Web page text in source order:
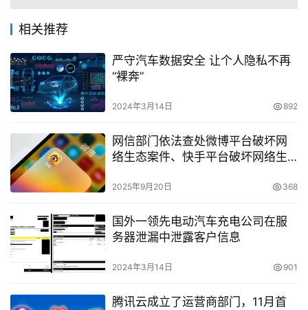
相关推荐
严守汽车数据安全 让个人隐私不再
“裸奔”
2024年3月14日 892
网信部门依法查处微博平台破坏网
络生态案件、快手平台破坏网络生
2025年9月20日 368
国外一领先电动汽车充电公司在服
务器泄漏中泄露客户信息
2024年3月14日 901
腾讯云成立了运营商部门，11月首